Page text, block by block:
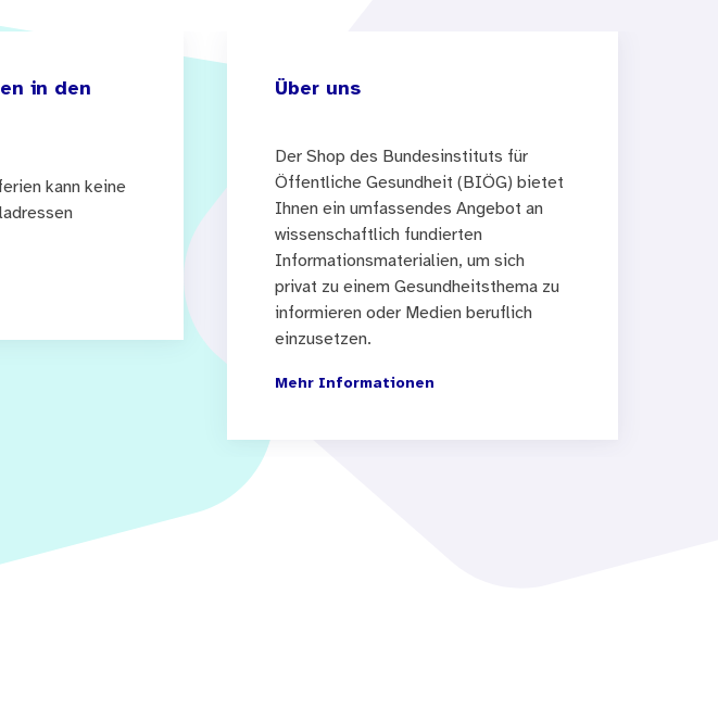
in den
kann keine
Über uns
Der Shop des Bundesinstituts für
Öffentliche Gesundheit (BIÖG) bietet
Ihnen ein umfassendes Angebot an
wissenschaftlich fundierten
Informationsmaterialien, um sich
privat zu einem Gesundheitsthema zu
informieren oder Medien beruflich
einzusetzen.
Mehr Informationen